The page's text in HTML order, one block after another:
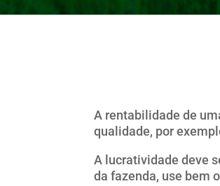
A rentabilidade de
qualidade, por
A lucratividade deve
da fazenda, use bem